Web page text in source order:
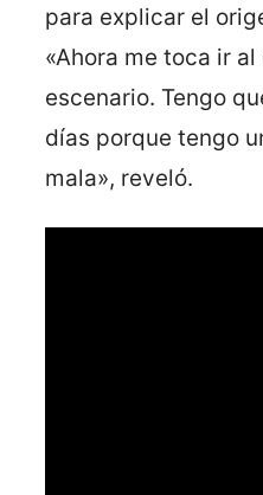
para explicar el
«Ahora me toca ir
escenario. Tengo
días porque tengo
mala», reveló.